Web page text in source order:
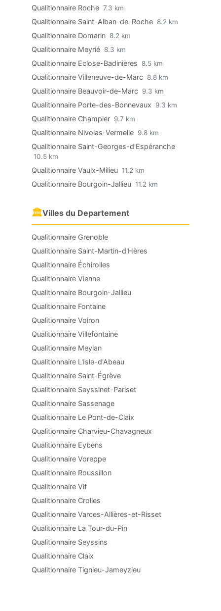
Qualitionnaire Roche 7.3 km
Qualitionnaire Saint-Alban-de-Roche 8.2 km
Qualitionnaire Domarin 8.2 km
Qualitionnaire Meyrié 8.3 km
Qualitionnaire Eclose-Badinières 8.5 km
Qualitionnaire Villeneuve-de-Marc 8.8 km
Qualitionnaire Beauvoir-de-Marc 9.3 km
Qualitionnaire Porte-des-Bonnevaux 9.3 km
Qualitionnaire Champier 9.7 km
Qualitionnaire Nivolas-Vermelle 9.8 km
Qualitionnaire Saint-Georges-d'Espéranche
10.5 km
Qualitionnaire Vaulx-Milieu 11.2 km
Qualitionnaire Bourgoin-Jallieu 11.2 km
🏛Villes du Departement
Qualitionnaire Grenoble
Qualitionnaire Saint-Martin-d'Hères
Qualitionnaire Échirolles
Qualitionnaire Vienne
Qualitionnaire Bourgoin-Jallieu
Qualitionnaire Fontaine
Qualitionnaire Voiron
Qualitionnaire Villefontaine
Qualitionnaire Meylan
Qualitionnaire L'Isle-d'Abeau
Qualitionnaire Saint-Égrève
Qualitionnaire Seyssinet-Pariset
Qualitionnaire Sassenage
Qualitionnaire Le Pont-de-Claix
Qualitionnaire Charvieu-Chavagneux
Qualitionnaire Eybens
Qualitionnaire Voreppe
Qualitionnaire Roussillon
Qualitionnaire Vif
Qualitionnaire Crolles
Qualitionnaire Varces-Allières-et-Risset
Qualitionnaire La Tour-du-Pin
Qualitionnaire Seyssins
Qualitionnaire Claix
Qualitionnaire Tignieu-Jameyzieu